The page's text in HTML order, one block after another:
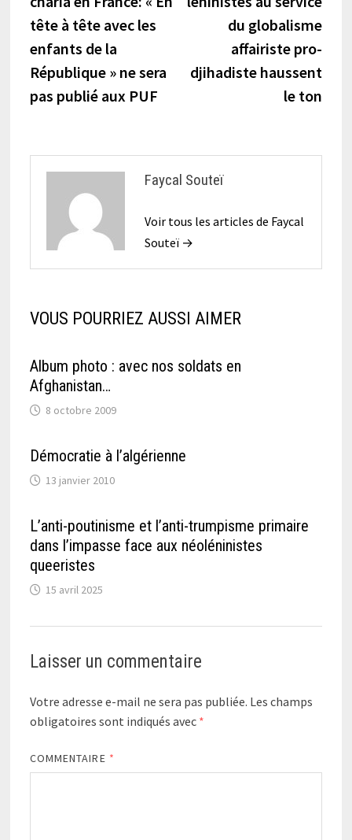
l’article
tête à tête avec les
enfants de la
République » ne sera
pas publié aux PUF
du globalisme
affairiste pro-
djihadiste haussent
le ton
Faycal Souteï
Voir tous les articles de Faycal
Souteï →
VOUS POURRIEZ AUSSI AIMER
Album photo : avec nos soldats en
Afghanistan…
8 octobre 2009
Démocratie à l’algérienne
13 janvier 2010
L’anti-poutinisme et l’anti-trumpisme primaire
dans l’impasse face aux néoléninistes
queeristes
15 avril 2025
Laisser un commentaire
Votre adresse e-mail ne sera pas publiée. Les champs
obligatoires sont indiqués avec *
COMMENTAIRE *